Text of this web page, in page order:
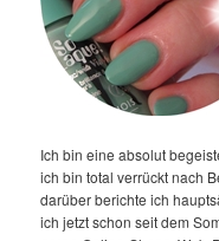
Ich bin eine absolut
ich bin total verrückt nach
darüber berichte ich
ich jetzt schon seit dem